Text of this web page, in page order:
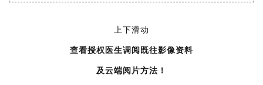
上下滑动
查看授权医生调阅既往影像资料
及云端阅片方法！